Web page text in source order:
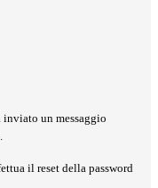
inviato un messaggio
il reset della password